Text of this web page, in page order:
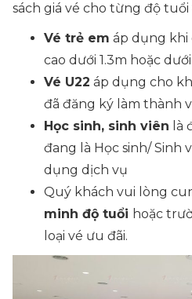
sách giá vé cho từng độ tuổi
Vé trẻ em áp dụng khi
cao dưới 1.3m hoặc
Vé U22 áp dụng cho
đã đăng ký làm thành
Học sinh, sinh viên là
đang là Học sinh/ Sinh
dụng dịch vụ
Quý khách vui lòng
minh độ tuổi hoặc
loại vé ưu đãi.